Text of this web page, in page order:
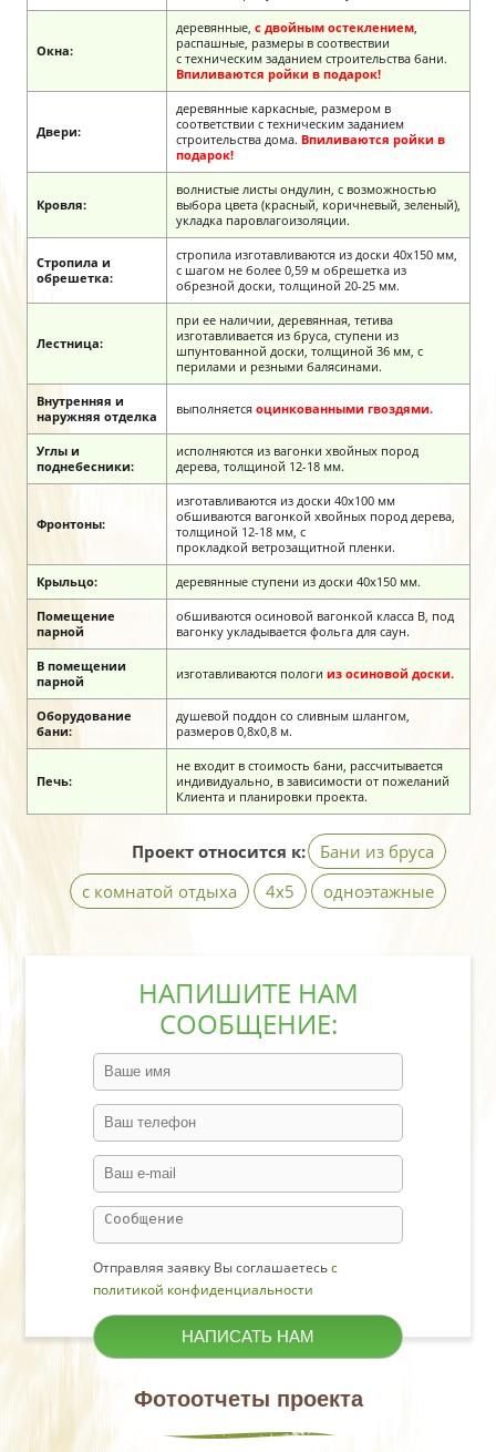
Окна:
деревянные, с двойным остеклением,
распашные, размеры в соотвествии
с техническим заданием строительства бани.
Впиливаются ройки в подарок!
Двери:
деревянные каркасные, размером в
соответствии с техническим заданием
строительства дома. Впиливаются ройки в
подарок!
Кровля:
волнистые листы ондулин, с возможностью
выбора цвета (красный, коричневый, зеленый),
укладка паровлагоизоляции.
Стропила и
обрешетка:
стропила изготавливаются из доски 40х150 мм,
с шагом не более 0,59 м обрешетка из
обрезной доски, толщиной 20-25 мм.
Лестница:
при ее наличии, деревянная, тетива
изготавливается из бруса, ступени из
шпунтованной доски, толщиной 36 мм, с
перилами и резными балясинами.
Внутренняя и
наружняя отделка выполняется оцинкованными гвоздями.
Углы и
поднебесники:
исполняются из вагонки хвойных пород
дерева, толщиной 12-18 мм.
Фронтоны:
изготавливаются из доски 40х100 мм
обшиваются вагонкой хвойных пород дерева,
толщиной 12-18 мм, с
прокладкой ветрозащитной пленки.
Крыльцо: деревянные ступени из доски 40х150 мм.
Помещение
парной
обшиваются осиновой вагонкой класса В, под
вагонку укладывается фольга для саун.
В помещении
парной
изготавливаются пологи из осиновой доски.
Оборудование
бани:
душевой поддон со сливным шлангом,
размеров 0,8х0,8 м.
Печь:
не входит в стоимость бани, рассчитывается
индивидуально, в зависимости от пожеланий
Клиента и планировки проекта.
Проект относится к:
Бани из бруса
одноэтажные
4х5
с комнатой отдыха
НАПИШИТЕ НАМ
СООБЩЕНИЕ:
Отправляя заявку Вы соглашаетесьс
политикой конфиденциальности
Фотоотчеты проекта